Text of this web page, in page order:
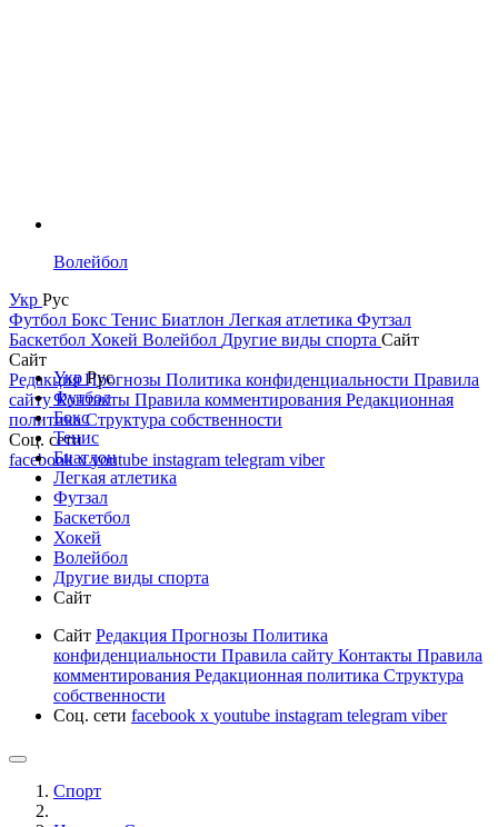
Волейбол
Укр Рус
Футбол Бокс Тенис Биатлон Легкая атлетика Футзал
Баскетбол Хокей Волейбол Другие виды спорта Сайт
Сайт
РедакцияПрогнозы Политика конфиденциальности Правила
сайтуКонтакты Правила комментирования Редакционная
политикаСтруктура собственности
Соц. сети
facebookxyoutube instagram telegram viber
УкрРус
Футбол
Бокс
Тенис
Биатлон
Легкая атлетика
Футзал
Баскетбол
Хокей
Волейбол
Другие виды спорта
Сайт
Сайт Редакция Прогнозы Политика
конфиденциальности Правила сайту Контакты Правила
комментирования Редакционная политика Структура
собственности
Соц. сети facebook x youtube instagram telegram viber
Спорт